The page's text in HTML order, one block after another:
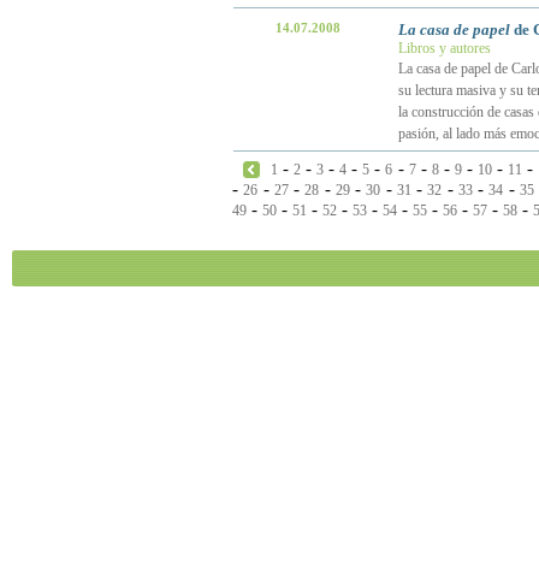
14.07.2008 La casa de papelde
Libros y autores
La casa de papel de
su lectura masiva y su
la construcción de
pasión, al lado más
1 -2 -3 -4 -5 -6 - 7- 8- 9- 10- 11 -
-26 - 27-28 - 29-30 - 31 -32 - 33-34 - 35
49 - 50 - 51 - 52 - 53 - 54 - 55 - 56 - 57 - 58 -